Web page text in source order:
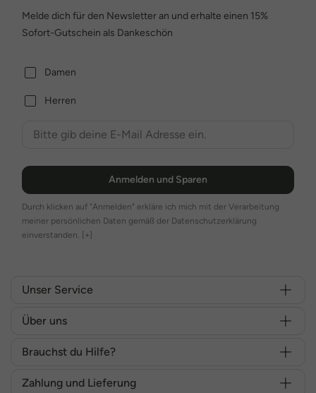
Melde dich für den Newsletter an und erhalte einen 15%
Sofort-Gutschein als Dankeschön
Damen
Herren
Anmelden und Sparen
Durch klicken auf "Anmelden" erkläre ich mich mit der Verarbeitung
meiner persönlichen Daten gemäß der Datenschutzerklärung
einverstanden. [+]
Unser Service
Über uns
Brauchst du Hilfe?
Zahlung und Lieferung